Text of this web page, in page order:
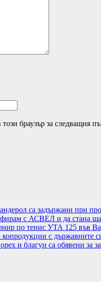
браузър за следващия
са задържани при
с АСВЕЛ и да стана
по тенис УТА 125 във
с държавните
и благун са обявени за